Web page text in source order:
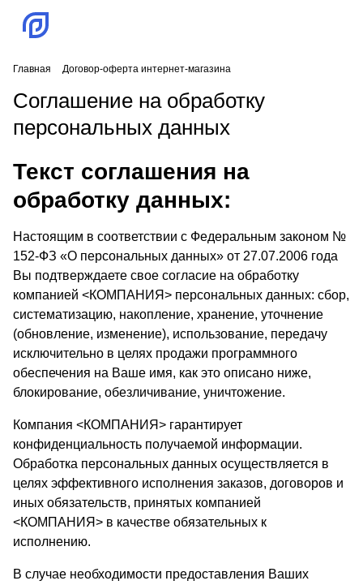
Главная Договор-оферта интернет-магазина
Соглашение на обработку
персональных данных
Текст соглашения на
обработку данных:
Настоящим в соответствии с Федеральным законом №
152-ФЗ «О персональных данных» от 27.07.2006 года
Вы подтверждаете свое согласие на обработку
компанией <КОМПАНИЯ> персональных данных: сбор,
систематизацию, накопление, хранение, уточнение
(обновление, изменение), использование, передачу
исключительно в целях продажи программного
обеспечения на Ваше имя, как это описано ниже,
блокирование, обезличивание, уничтожение.
Компания <КОМПАНИЯ> гарантирует
конфиденциальность получаемой информации.
Обработка персональных данных осуществляется в
целях эффективного исполнения заказов, договоров и
иных обязательств, принятых компанией
<КОМПАНИЯ> в качестве обязательных к
исполнению.
В случае необходимости предоставления Ваших